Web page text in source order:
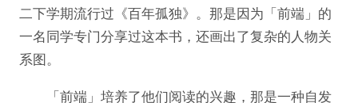
二下学期流行过《百年孤独》。那是因为「前端」的
一名同学专门分享过这本书，还画出了复杂的人物关
系图。
「前端」培养了他们阅读的兴趣，那是一种自发